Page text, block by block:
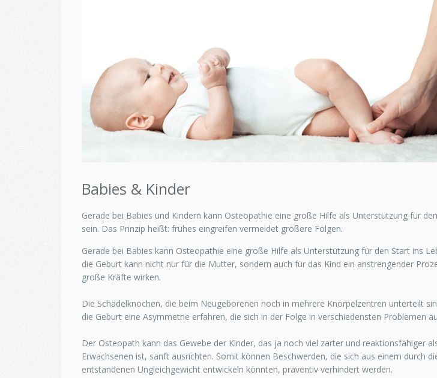
Babies & Kinder
Gerade bei Babies und Kindern kann Osteopathie eine große Hilfe als Unterstützung für
sein. Das Prinzip heißt: frühes eingreifen vermeidet größere Folgen.
Gerade bei Babies kann Osteopathie eine große Hilfe als Unterstützung für den Start ins
die Geburt kann nicht nur für die Mutter, sondern auch für das Kind ein anstrengender
große Kräfte wirken.
Die Schädelknochen, die beim Neugeborenen noch in mehrere Knorpelzentren unterteilt
die Geburt eine Asymmetrie erfahren, die sich in der Folge in verschiedensten Problemen
Der Osteopath kann das Gewebe der Kinder, das ja noch viel zarter und reaktionsfähiger
Erwachsenen ist, sanft ausrichten. Somit können Beschwerden, die sich aus einem durch
entstandenen Ungleichgewicht entwickeln könnten, präventiv verhindert werden.